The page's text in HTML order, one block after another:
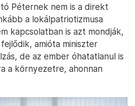
Péternek nem is a direkt
a lokálpatriotizmusa
kapcsolatban is azt mondják,
amióta miniszter
de az ember óhatatlanul is
a környezetre, ahonnan